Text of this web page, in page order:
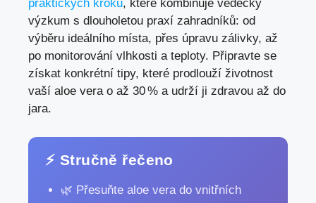
praktických kroků, které kombinuje vědecký
výzkum s dlouholetou praxí zahradníků: od
výběru ideálního místa, přes úpravu zálivky, až
po monitorování vlhkosti a teploty. Připravte se
získat konkrétní tipy, které prodlouží životnost
vaší aloe vera o až 30 % a udrží ji zdravou až do
jara.
⚡ Stručně řečeno
🌿 Přesuňte aloe vera do vnitřních